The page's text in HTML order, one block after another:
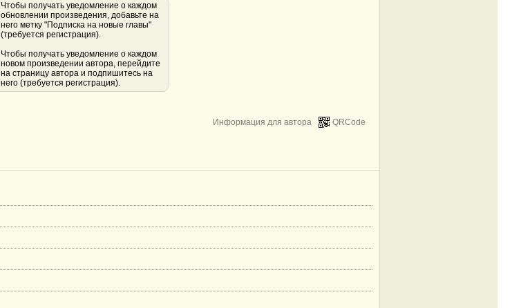
Чтобы получать уведомление о каждом
обновлении произведения, добавьте на
него метку "Подписка на новые главы"
(требуется регистрация).
Чтобы получать уведомление о каждом
новом произведении автора, перейдите
на страницу автора и подпишитесь на
него (требуется регистрация).
QRCode
Информация для автора